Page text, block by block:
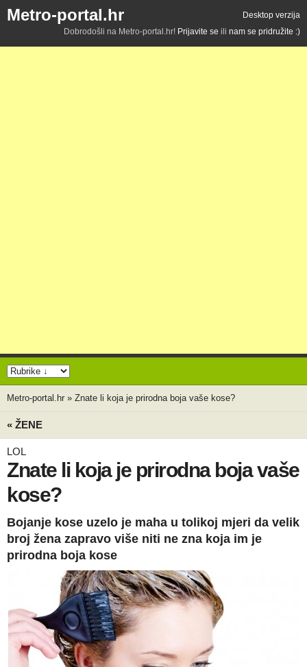
Metro-portal.hr
Desktop verzija
Dobrodošli na Metro-portal.hr! Prijavite se ili nam se pridružite :)
Metro-portal.hr » Znate li koja je prirodna boja vaše kose?
« ŽENE
LOL
Znate li koja je prirodna boja vaše
kose?
Bojanje kose uzelo je maha u tolikoj mjeri da velik
broj žena zapravo više niti ne zna koja im je
prirodna boja kose